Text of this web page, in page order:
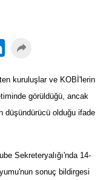
kuruluşlar ve KOBİ'lerin
görüldüğü, ancak
düşündürücü olduğu ifade
Sekreteryalığı'nda 14-
sonuç bildirgesi